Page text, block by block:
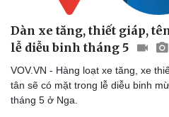
Bóng đá
Lịch thi đấu bóng đá
Thế giới thể thao
Dàn xe tăng, thiết giáp,
lễ diễu binh tháng 5
VOV.VN - Hàng loạt xe tăng, xe
tân sẽ có mặt trong lễ diễu binh
tháng 5 ở Nga.